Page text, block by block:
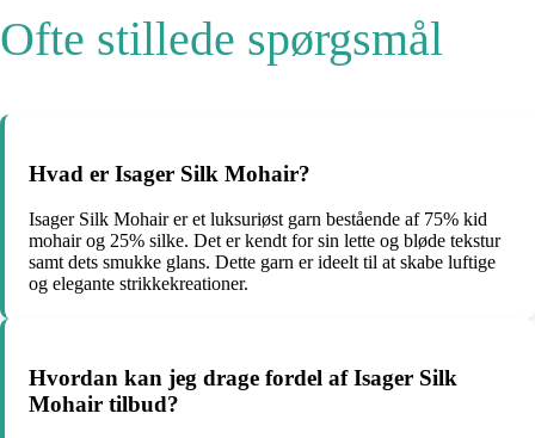
Ofte stillede spørgsmål
Hvad er Isager Silk Mohair?
Isager Silk Mohair er et luksuriøst garn bestående af 75% kid
mohair og 25% silke. Det er kendt for sin lette og bløde tekstur
samt dets smukke glans. Dette garn er ideelt til at skabe luftige
og elegante strikkekreationer.
Hvordan kan jeg drage fordel af Isager Silk
Mohair tilbud?